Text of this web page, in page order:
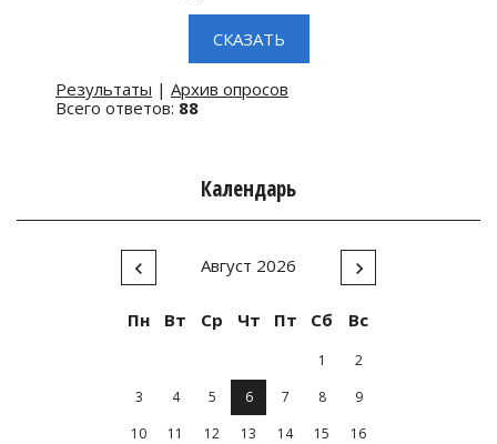
Результаты | Архив опросов
Всего ответов: 88
Календарь
Август 2026
Пн Вт Ср Чт Пт Сб Вс
1
2
3
4 5 6 7 8
9
10
11 12 13 14 15
16